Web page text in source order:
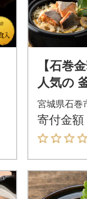
【石巻
人気の
ット タ
ほや 宮
の素
宮城県石巻
寄付金額